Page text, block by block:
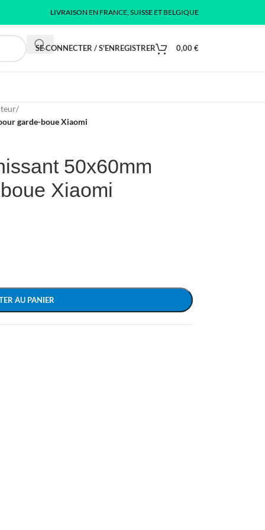
LIVRAISON EN FRANCE, SUISSE ET BELGIQUE
SE CONNECTER / S'ENREGISTRER 0,00€
/
garde-boue Xiaomi
50x60mm
Xiaomi
AU PANIER